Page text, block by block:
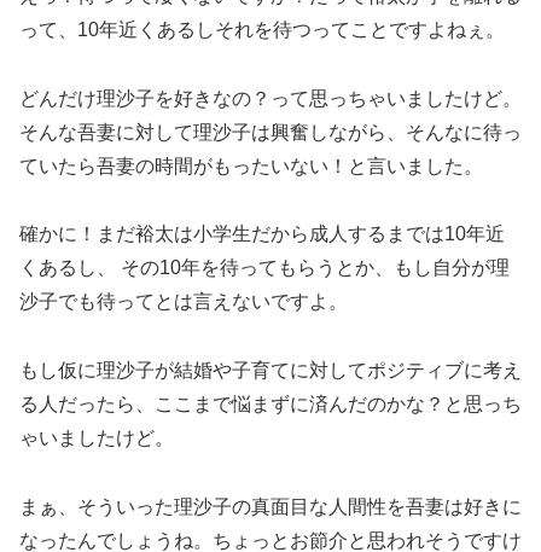
って、10年近くあるしそれを待つってことですよねぇ。
どんだけ理沙子を好きなの？って思っちゃいましたけど。
そんな吾妻に対して理沙子は興奮しながら、そんなに待っ
ていたら吾妻の時間がもったいない！と言いました。
確かに！まだ裕太は小学生だから成人するまでは10年近
くあるし、 その10年を待ってもらうとか、もし自分が理
沙子でも待ってとは言えないですよ。
もし仮に理沙子が結婚や子育てに対してポジティブに考え
る人だったら、ここまで悩まずに済んだのかな？と思っち
ゃいましたけど。
まぁ、そういった理沙子の真面目な人間性を吾妻は好きに
なったんでしょうね。ちょっとお節介と思われそうですけ